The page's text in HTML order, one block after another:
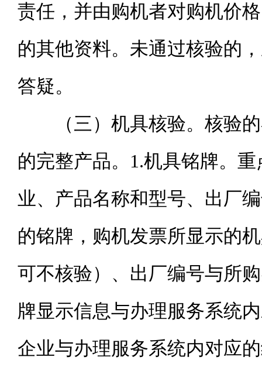
责任，并由购机者对购机价
的其他资料。未通过核验的
答疑。
（三）机具核验。核验
的完整产品。1.机具铭牌。
业、产品名称和型号、出厂
的铭牌，购机发票所显示的
可不核验）、出厂编号与所
牌显示信息与办理服务系统
企业与办理服务系统内对应